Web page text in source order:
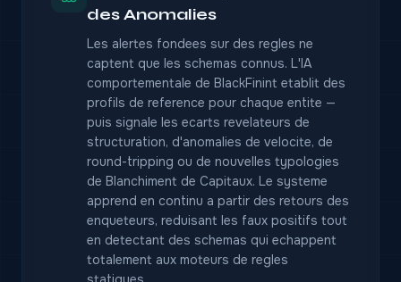
des Anomalies
Les alertes fondees sur des regles ne
captent que les schemas connus. L'IA
comportementale de BlackFinint etablit des
profils de reference pour chaque entite —
puis signale les ecarts revelateurs de
structuration, d'anomalies de velocite, de
round-tripping ou de nouvelles typologies
de Blanchiment de Capitaux. Le systeme
apprend en continu a partir des retours des
enqueteurs, reduisant les faux positifs tout
en detectant des schemas qui echappent
totalement aux moteurs de regles